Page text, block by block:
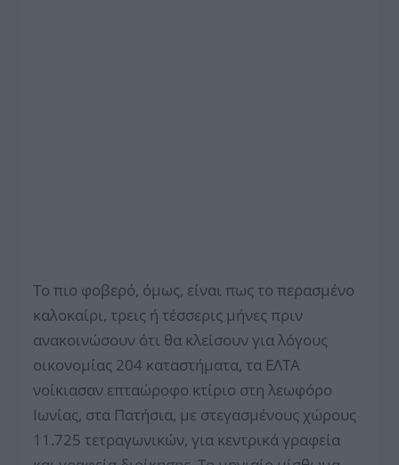
Το πιο φοβερό, όμως, είναι πως το περασμένο
καλοκαίρι, τρεις ή τέσσερις μήνες πριν
ανακοινώσουν ότι θα κλείσουν για λόγους
οικονομίας 204 καταστήματα, τα ΕΛΤΑ
νοίκιασαν επταώροφο κτίριο στη λεωφόρο
Ιωνίας, στα Πατήσια, με στεγασμένους χώρους
11.725 τετραγωνικών, για κεντρικά γραφεία